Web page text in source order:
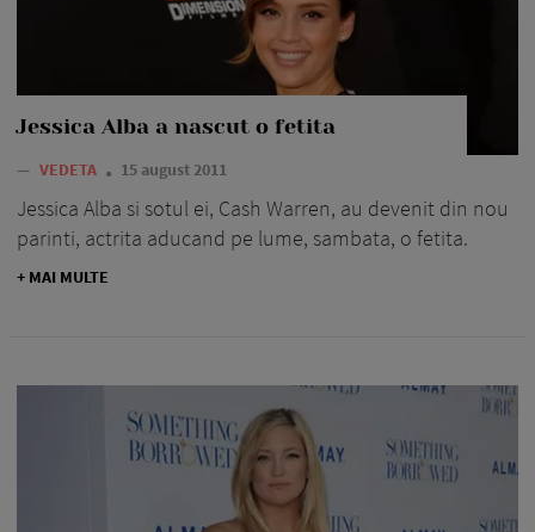
Jessica Alba a nascut o fetita
— VEDETA 15 august 2011
Jessica Alba si sotul ei, Cash Warren, au devenit din nou
parinti, actrita aducand pe lume, sambata, o fetita.
+ MAI MULTE